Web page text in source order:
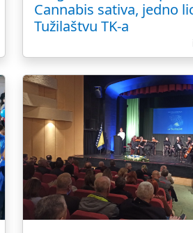
Cannabis sativa, jedno
Tužilaštvu TK-a